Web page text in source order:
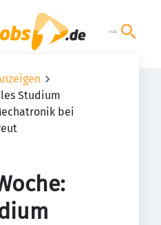
Studium
bei